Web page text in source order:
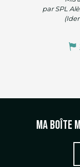
par SPL
Ma boîte